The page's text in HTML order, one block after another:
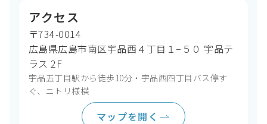
アクセス
〒734-0014
広島県広島市南区宇品西４丁目１−５０ 宇品テ
ラス 2F
宇品五丁目駅から徒歩10分・宇品西四丁目バス停す
ぐ、ニトリ様横
マップを開く